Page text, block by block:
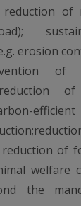
reduction
erosion
of
of
of
welfare
the